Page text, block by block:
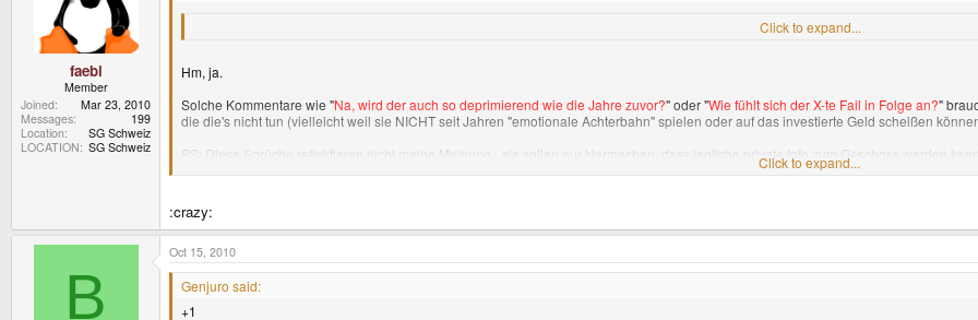
faebi
Member
Joined
Mar 23, 2010
Messages
199
Location
SG Schweiz
LOCATION SG Schweiz
October 17th is my birthday - and my wish is: All boards finished and non-failing, great-working nubs at least ready for mass
Click to expand...
Hm, ja.
Solche Kommentare wie "Na, wird der auch so deprimierend wie die Jahre zuvor?" oder "Wie fühlt sich der X-te Fail in Folge an?"
die die's nicht tun (vielleicht weil sie NICHT seit Jahren "emotionale Achterbahn" spielen oder auf das investierte Geld scheißen
PS: Diese Sprüche reflektieren nicht meine Meinung - sie sollen nur klarmachen, dass jegliche private Info zum Geschoss werden
den Blog besuchen um uns zu informieren an deinem Geburtstag interessiert sind? Sorry, sorry, sorry.. aber der Punkt ist bei diesem
Click to expand...
:crazy:
B
Oct 15, 2010
Genjuro said:
+1